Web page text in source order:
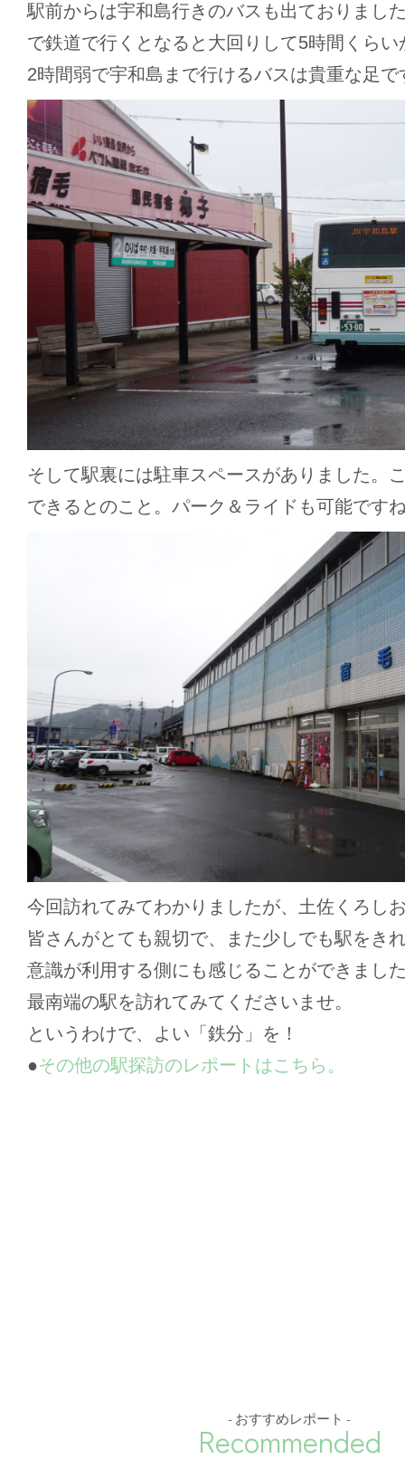
駅前からは宇和島行きのバスも出ておりまし
で鉄道で行くとなると大回りして5時間くら
2時間弱で宇和島まで行けるバスは貴重な足で
そして駅裏には駐車スペースがありました。
できるとのこと。パーク＆ライドも可能です
今回訪れてみてわかりましたが、土佐くろし
皆さんがとても親切で、また少しでも駅をき
意識が利用する側にも感じることができまし
最南端の駅を訪れてみてくださいませ。
というわけで、よい「鉄分」を！
●その他の駅探訪のレポートはこちら。
- おすすめレポート -
Recommended